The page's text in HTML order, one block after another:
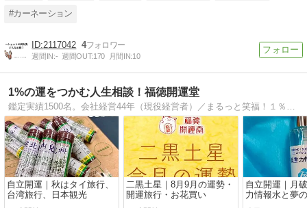
#カーネーション
2117042 4
週間IN:- 週間OUT:170 月間IN:10
1%の運をつかむ人生相談！福徳開運堂
鑑定実績1500名。会社経営44年（現役経営者）／まるっと笑福！１％の運をつかむ人生相談／黄金時代（第二の人生）をどう生きるか？今からここから本気で人生巻きかえし！／鑑定スタイル：対面（東京・千葉・全国）、オンライン、通話（LINE・電話）
自立開運｜秋はタイ旅行、
台湾旅行、日本観光
二黒土星｜8月9月の運勢・
開運旅行・お花買い
自立開運｜月
力情報水と夢